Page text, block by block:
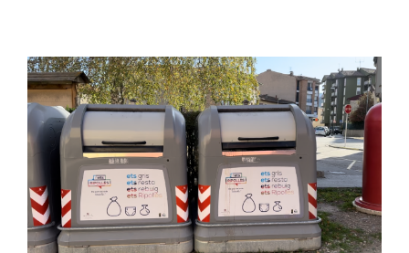
Ajuntament
Ciutadania
Actualitat
View
Larger
Image